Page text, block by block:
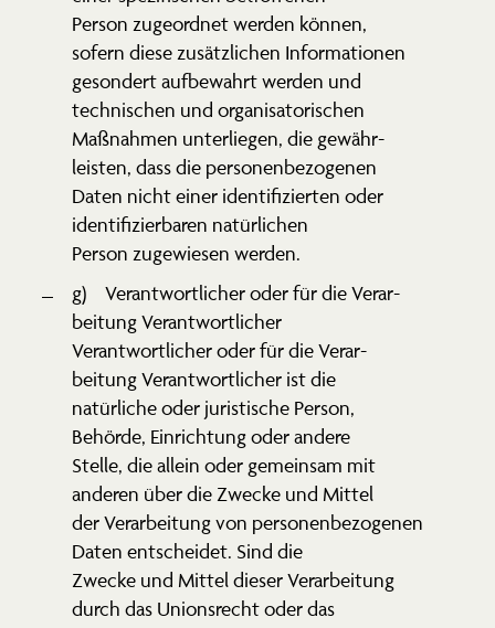
Person zugeordnet werden können,
sofern diese zusätz­lichen Infor­ma­tionen
gesondert aufbe­wahrt werden und
techni­schen und organi­sa­to­ri­schen
Maßnahmen unter­liegen, die gewähr­
leisten, dass die perso­nen­be­zo­genen
Daten nicht einer identi­fi­zierten oder
identi­fi­zier­baren natür­lichen
Person zugewiesen werden.
g) Verant­wort­licher oder für die Verar­
beitung Verant­wort­licher
Verant­wort­licher oder für die Verar­
beitung Verant­wort­licher ist die
natür­liche oder juris­tische Person,
Behörde, Einrichtung oder andere
Stelle, die allein oder gemeinsam mit
anderen über die Zwecke und Mittel
der Verar­beitung von perso­nen­be­zo­genen
Daten entscheidet. Sind die
Zwecke und Mittel dieser Verar­beitung
durch das Unions­recht oder das